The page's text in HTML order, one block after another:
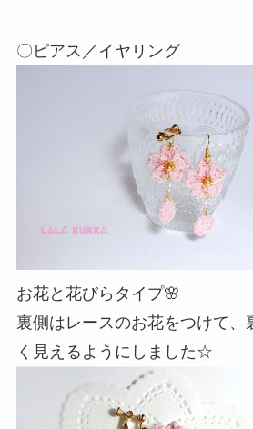
〇ピアス／イヤリング
お花と花びらタイプ🌸
裏側はレースのお花をつけて、
く見えるようにしました☆